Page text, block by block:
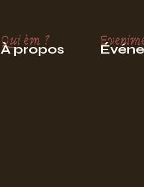
Qui èm ?
À propos